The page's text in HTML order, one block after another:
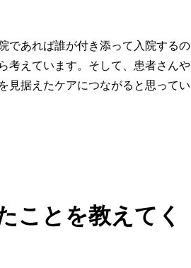
であれば誰が付き添って入院するの
考えています。そして、患者さんや
見据えたケアにつながると思ってい
ことを教えてく